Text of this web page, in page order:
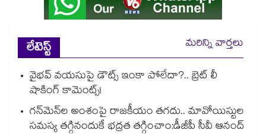
లేటెస్ట్
మరిన్ని వార్తలు
వైభవ్ వయసుపై డౌట్స్ ఇంకా పోలేదా?.. బ్రెట్ లీ
షాకింగ్ కామెంట్స్!
గన్⁭మెన్⁭ల అంశంపై రాజకీయం తగదు.. మావోయిస్టుల
సమస్య తగ్గినందుకే భద్రత తగ్గించాం:డీజీపీ సీవీ ఆనంద్